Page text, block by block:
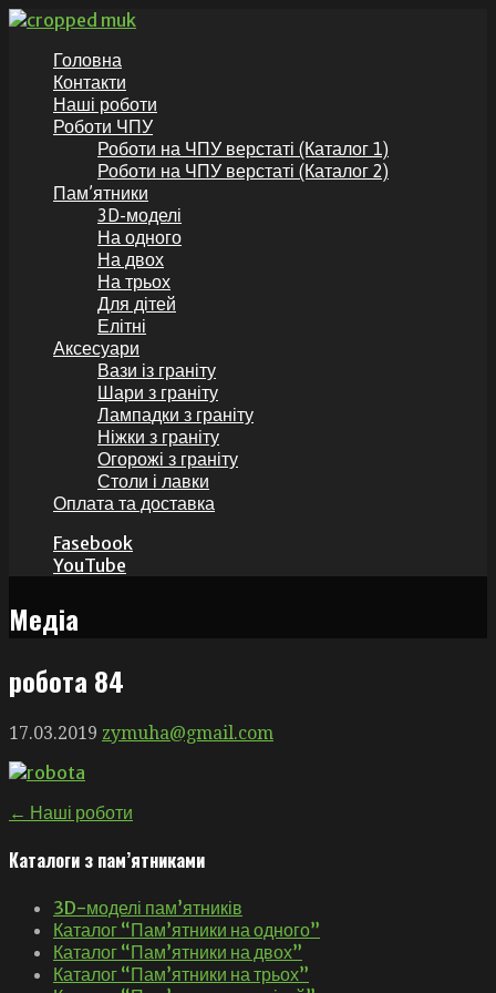
Перейти
вмісту
пам’ятників
Головна
Контакти
Наші роботи
Роботи ЧПУ
Роботи на ЧПУ верстаті (Каталог 1)
Роботи на ЧПУ верстаті (Каталог 2)
Пам’ятники
3D-моделі
На одного
На двох
На трьох
Для дітей
Елітні
Аксесуари
Вази із граніту
Шари з граніту
Лампадки з граніту
Ніжки з граніту
Огорожі з граніту
Столи і лавки
Оплата та доставка
Fasebook
YouTube
Медіа
робота 84
17.03.2019 zymuha@gmail.com
Навігація
записів
← Наші роботи
Каталоги з пам’ятниками
3D-моделі пам’ятників
Каталог “Пам’ятники на одного”
Каталог “Пам’ятники на двох”
Каталог “Пам’ятники на трьох”